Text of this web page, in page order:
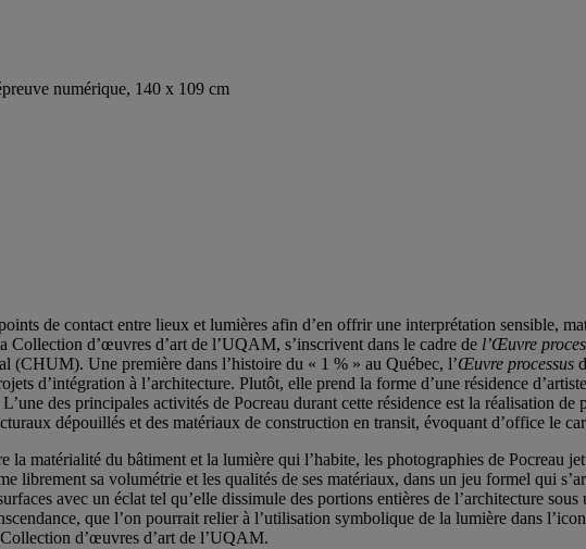
numérique, 140 x 109 cm
de contact entre lieux et lumières afin d’en offrir une interprétation sensible,
Collection d’œuvres d’art de l’UQAM, s’inscrivent dans le cadre de l’Œuvre
(CHUM). Une première dans l’histoire du « 1 % » au Québec, l’Œuvre processus
d’intégration à l’architecture. Plutôt, elle prend la forme d’une résidence
des principales activités de Pocreau durant cette résidence est la réalisation de
dépouillés et des matériaux de construction en transit, évoquant d’office le
matérialité du bâtiment et la lumière qui l’habite, les photographies de Pocreau
librement sa volumétrie et les qualités de ses matériaux, dans un jeu formel qui
avec un éclat tel qu’elle dissimule des portions entières de l’architecture
que l’on pourrait relier à l’utilisation symbolique de la lumière dans
d’œuvres d’art de l’UQAM.